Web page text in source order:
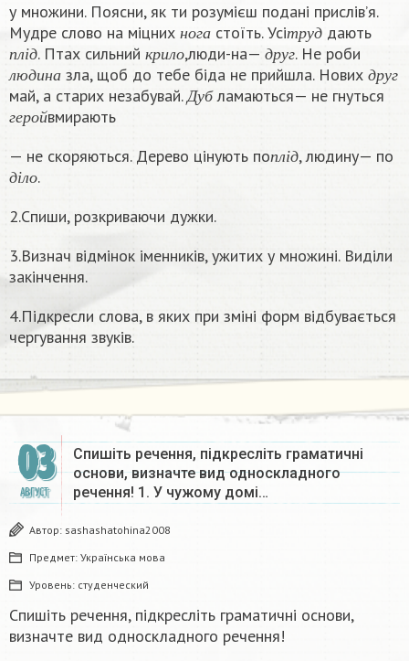
у множини. Поясни, як ти розумієш подані прислів’я.
Мудре слово на міцних
н о г а
н ога стоїть. Усі т р у д
тру д дають
пл і д
плід. Птах сильний кр ил о
крил о,люди-на— д р у г
друг. Не роби
л ю д и н а
люд и н азла, щоб до тебе біда не прийшла. Нових д р у г
д
май, а старих незабувай.Д у б
Дубламаються— не гнуться
г е р о й
геройвмирають
— не скоряються. Дерево цінують по пл і д
ід, людину— по
д іл о
ді ло.
2.Спиши, розкриваючи дужки.
3.Визнач відмінок іменників, ужитих у множині. Виділи
закінчення.
4.Підкресли слова, в яких при зміні форм відбувається
чергування звуків.
03
АВГУСТ
Спишіть речення, підкресліть граматичні
основи, визначте вид односкладного
речення! 1. У чужому домі…
Автор: sashashatohina2008
Предмет: Українська мова
Уровень: студенческий
Спишіть речення, підкресліть граматичні основи,
визначте вид односкладного речення!